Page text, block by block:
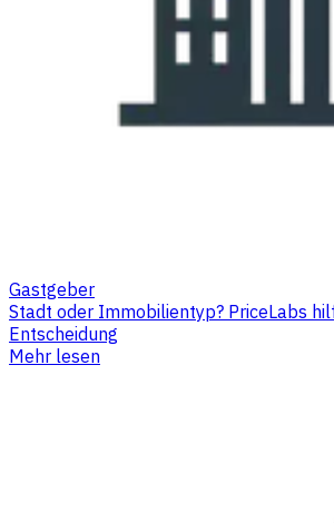
Gastgeber
Stadt oder Immobilientyp? PriceLabs
Entscheidung
Mehr lesen